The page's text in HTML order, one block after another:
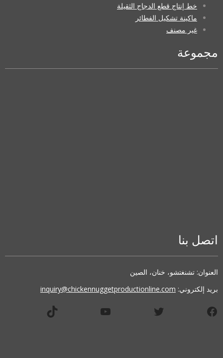
خط إنتاج قطع الدجاج الثقيلة
ماكينة تشكيل الفطائر
غير مصنف
مجموعة
اتصل بنا
العنوان: تشنغتشو، خنان، الصين
بريد إلكتروني: inquiry@chickennuggetproductionline.com
فيسبوك تويتر يوتيوب تيك توك